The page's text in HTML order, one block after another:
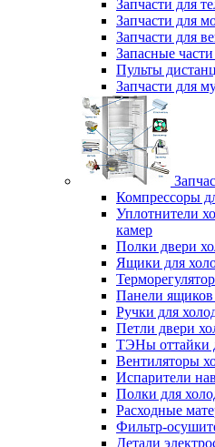
Запчасти для
Запчасти для
Запчасти для
Запасные
Пульты
Запчасти для
Компрессоры
Уплотнители
камер
Полки двери
Ящики для
Панели ящиков
Ручки для
Петли двери
ТЭНы оттайки
Вентиляторы
Испарители
Полки для
Расходные
Фильтр-
Детали